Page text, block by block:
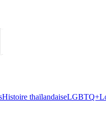
Histoire thaïlandaiseLGBTQ+